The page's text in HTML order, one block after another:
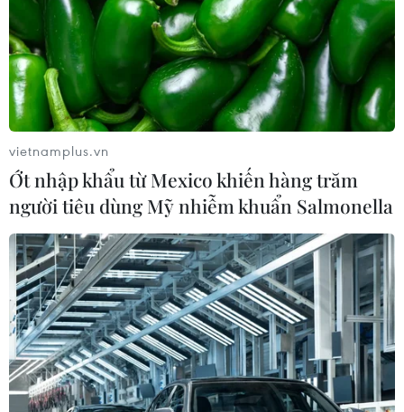
vietnamplus.vn
Ớt nhập khẩu từ Mexico khiến hàng trăm
người tiêu dùng Mỹ nhiễm khuẩn Salmonella